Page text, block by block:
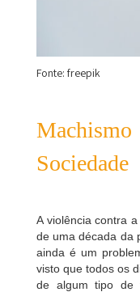
Fonte: freepik
Sociedade
A violência contra
de uma década da
ainda é um
visto que todos os
de algum tipo de